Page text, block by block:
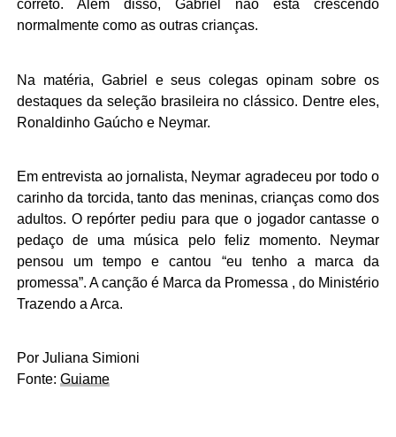
correto. Além disso, Gabriel não está crescendo
normalmente como as outras crianças.
Na matéria, Gabriel e seus colegas opinam sobre os
destaques da seleção brasileira no clássico. Dentre eles,
Ronaldinho Gaúcho e Neymar.
Em entrevista ao jornalista, Neymar agradeceu por todo o
carinho da torcida, tanto das meninas, crianças como dos
adultos. O repórter pediu para que o jogador cantasse o
pedaço de uma música pelo feliz momento. Neymar
pensou um tempo e cantou “eu tenho a marca da
promessa”. A canção é Marca da Promessa , do Ministério
Trazendo a Arca.
Por Juliana Simioni
Fonte: Guiame